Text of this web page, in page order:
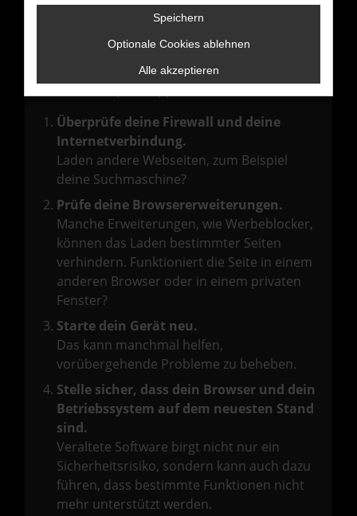
Fehler: Network Error
Beim Laden ist ein Fehler aufgetreten.
Überprüfe deine Firewall und deine
Internetverbindung.
Laden andere Webseiten, zum Beispiel
deine Suchmaschine?
Prüfe deine Browsererweiterungen.
Manche Erweiterungen, wie Werbeblocker,
können das Laden bestimmter Seiten
verhindern. Funktioniert die Seite in einem
anderen Browser oder in einem privaten
Fenster?
Starte dein Gerät neu.
Das kann manchmal helfen,
vorübergehende Probleme zu beheben.
Stelle sicher, dass dein Browser und dein
Betriebssystem auf dem neuesten Stand
sind.
Veraltete Software birgt nicht nur ein
Sicherheitsrisiko, sondern kann auch dazu
führen, dass bestimmte Funktionen nicht
mehr unterstützt werden.
Speichern
Optionale Cookies ablehnen
Alle akzeptieren